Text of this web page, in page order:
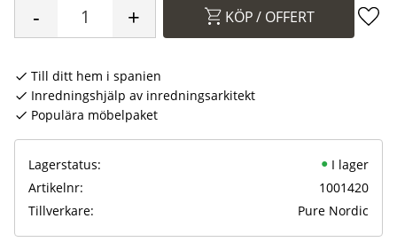
+
- KÖP
Till ditt hem i spanien
Inredningshjälp av inredningsarkitekt
Populära möbelpaket
Lagerstatus
I lager
Artikelnr
1001420
Tillverkare
Pure Nordic